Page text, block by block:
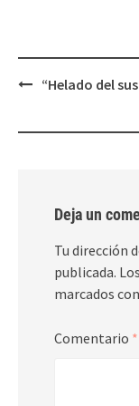
Post“Helado del
Deja un
Tu dirección
publicada.
marcados con
Comentario *